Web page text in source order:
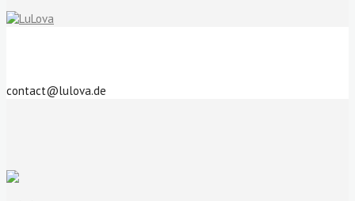
contact@lulova.de